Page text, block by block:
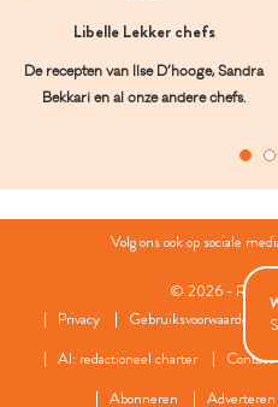
Libelle Lekker chefs
De recepten van Ilse D’hooge, Sandra
Bekkari en al onze andere chefs.
Volg ons ook op sociale
© 2026 -
Privacy
Gebruiksvoorwaarden
AI: redactioneel charter
Contact
Abonneren
Adverteren